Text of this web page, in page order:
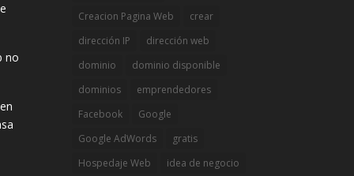
no
Creacion Pagina Web
crear
dirección IP
dirección web
dominio
dominio disponible
dominios
emprendedores
Facebook
Google
Google AdWords
gratis
Hospedaje Web
idea de negocio